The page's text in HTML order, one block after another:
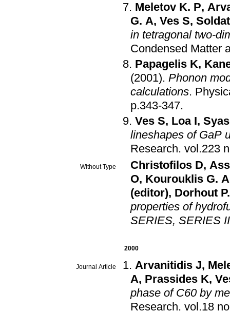
Meletov K. P,
G. A, Ves S,
in tetragonal two-
Condensed Matter
Papagelis K,
(2001). Phonon
calculations.
p.343-347.
Ves S, Loa I,
lineshapes of GaP
Research.
Without Type Christofilos D,
O, Kourouklis G. A
(editor), Dorhout
properties of
SERIES, SERIES
2000
Journal Article Arvanitidis J,
A, Prassides K,
phase of C60 by
Research.